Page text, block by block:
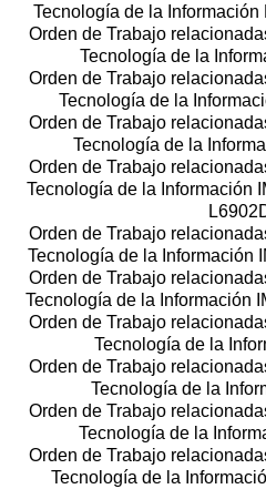
Tecnología de la
Orden de Trabajo
Tecnología de la
Orden de Trabajo
Tecnología de la
Orden de Trabajo
Tecnología de la
Orden de Trabajo
Tecnología de la Información
Orden de Trabajo
Tecnología de la Información
Orden de Trabajo
Tecnología de la Información
Orden de Trabajo
Tecnología de la
Orden de Trabajo
Tecnología de la
Orden de Trabajo
Tecnología de la
Orden de Trabajo
Tecnología de la